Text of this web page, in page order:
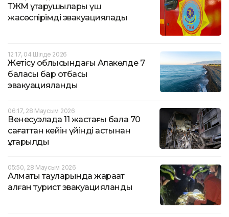
ТЖМ құтқарушылары үш
жасөспірімді эвакуациялады
12:17, 04 Шілде 2026
Жетісу облысындағы Алакөлде 7
баласы бар отбасы
эвакуацияланды
06:17, 28 Маусым 2026
Венесуэлада 11 жастағы бала 70
сағаттан кейін үйінді астынан
құтқарылды
05:50, 28 Маусым 2026
Алматы тауларында жарақат
алған турист эвакуацияланды